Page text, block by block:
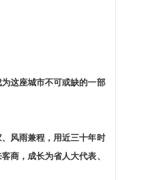
这座城市不可或缺的一部
风雨兼程，用近三十年时
商，成长为省人大代表、